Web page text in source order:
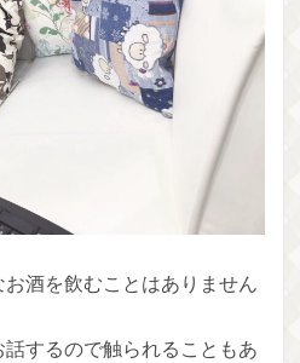
酒を飲むことはありません
するので触られることもあ